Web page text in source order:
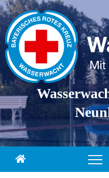
Skip
to
content